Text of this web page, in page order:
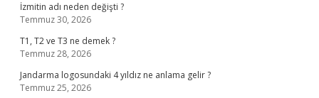
İzmitin adı neden değişti ?
Temmuz 30, 2026
T1, T2 ve T3 ne demek ?
Temmuz 28, 2026
Jandarma logosundaki 4 yıldız ne anlama gelir ?
Temmuz 25, 2026